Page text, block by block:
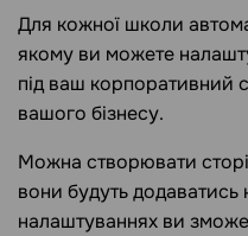
Для кожної школи
якому ви можете
під ваш корпоративний
вашого бізнесу.
Можна створювати
вони будуть
налаштуваннях ви